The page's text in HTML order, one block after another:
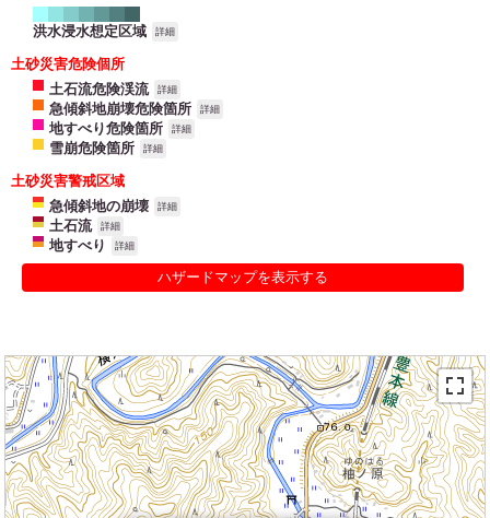
洪水浸水想定区域 詳細
土砂災害危険個所
土石流危険渓流
詳細
急傾斜地崩壊危険箇所 詳細
地すべり危険箇所 詳細
雪崩危険箇所 詳細
土砂災害警戒区域
急傾斜地の崩壊
詳細
土石流 詳細
地すべり 詳細
ハザードマップを表示する